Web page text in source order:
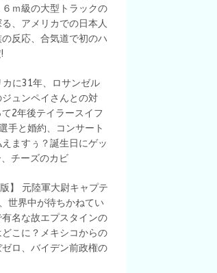
ｍ級の大型トラックの
、アメリカでの日本人
反応、合気道で初のハ
に31年、ロサンゼル
ュンペイさんとの対
2年後テイラースイフ
手と婚約、コンサート
ますぅ？誕生日にゲッ
チーズのカビ
】 元陸軍大尉キャプテ
世界中が待ちかねてい
名な故エプスタインの
こに？メキシコからの
ロ、バイデン前政権の